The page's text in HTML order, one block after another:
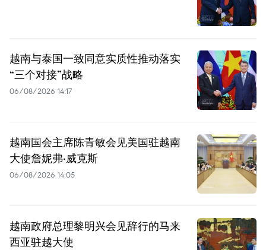
越南与泰国一致同意实质性推动落实
“三个对接”战略
06/08/2026 14:17
越南国会主席陈青敏会见美国驻越南
大使詹妮弗·威克斯
06/08/2026 14:05
越南政府总理黎明兴会见辞行的马来
西亚驻越大使